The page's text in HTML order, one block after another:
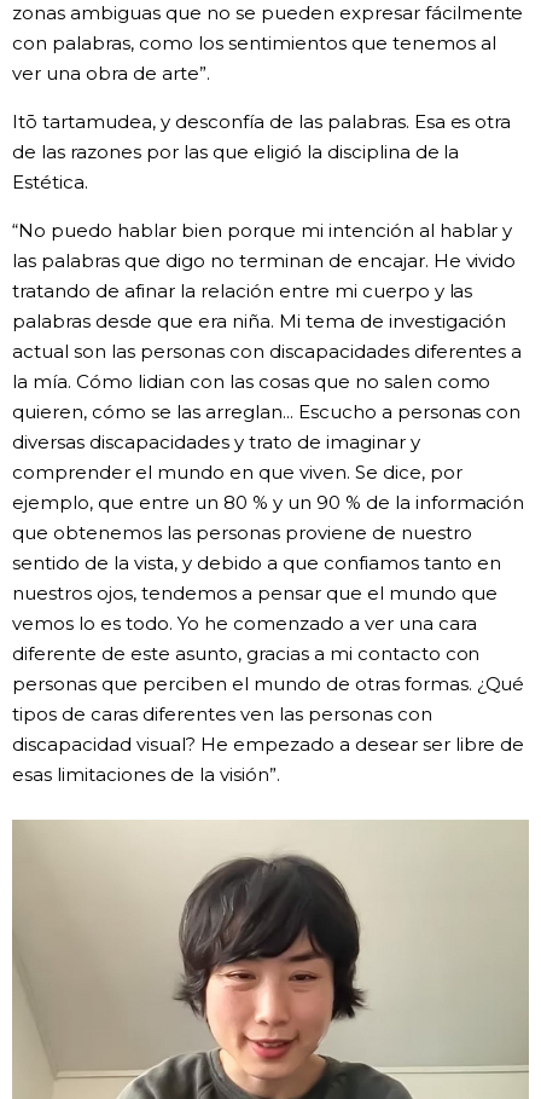
zonas ambiguas que no se pueden expresar fácilmente
con palabras, como los sentimientos que tenemos al
ver una obra de arte”.
Itō tartamudea, y desconfía de las palabras. Esa es otra
de las razones por las que eligió la disciplina de la
Estética.
“No puedo hablar bien porque mi intención al hablar y
las palabras que digo no terminan de encajar. He vivido
tratando de afinar la relación entre mi cuerpo y las
palabras desde que era niña. Mi tema de investigación
actual son las personas con discapacidades diferentes a
la mía. Cómo lidian con las cosas que no salen como
quieren, cómo se las arreglan... Escucho a personas con
diversas discapacidades y trato de imaginar y
comprender el mundo en que viven. Se dice, por
ejemplo, que entre un 80 % y un 90 % de la información
que obtenemos las personas proviene de nuestro
sentido de la vista, y debido a que confiamos tanto en
nuestros ojos, tendemos a pensar que el mundo que
vemos lo es todo. Yo he comenzado a ver una cara
diferente de este asunto, gracias a mi contacto con
personas que perciben el mundo de otras formas. ¿Qué
tipos de caras diferentes ven las personas con
discapacidad visual? He empezado a desear ser libre de
esas limitaciones de la visión”.